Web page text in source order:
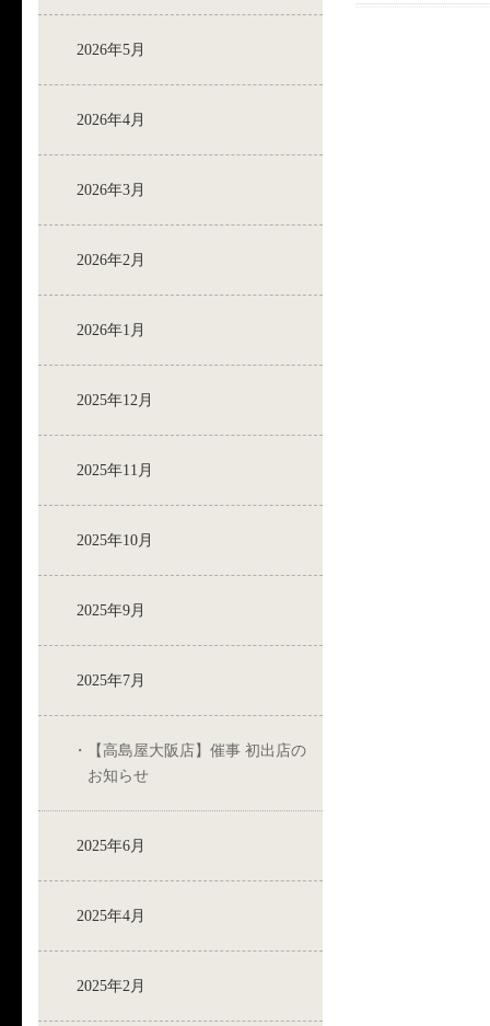
2026年5月
2026年4月
2026年3月
2026年2月
2026年1月
2025年12月
2025年11月
2025年10月
2025年9月
2025年7月
【高島屋大阪店】催事 初出店の
お知らせ
2025年6月
2025年4月
2025年2月